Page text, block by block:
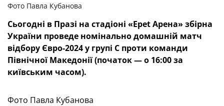
Фото Павла Кубанова
Сьогодні в Празі на стадіоні «EpetАрена» збірна
України проведе номінально домашній матч
відбору Євро-2024 у групі С проти команди
Північної Македонії (початок — о 16:00 за
київським часом).
Фото Павла Кубанова